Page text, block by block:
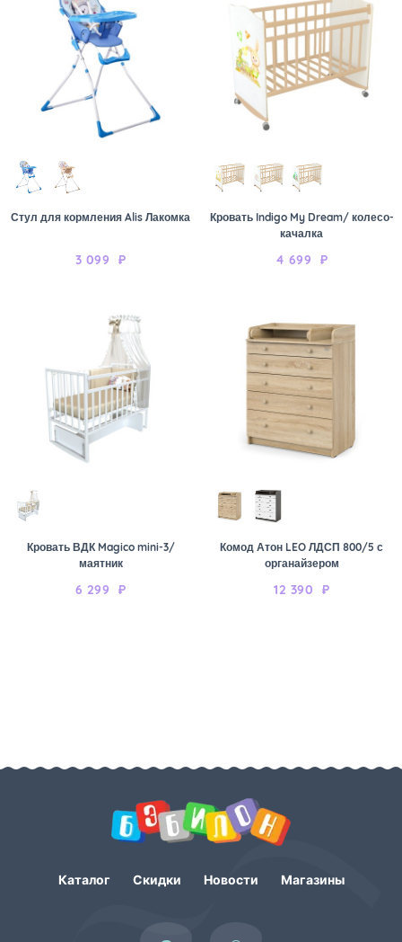
Стул для кормления Alis Лакомка
3 099 ₽
Кровать Indigo My Dream/ колесо-
качалка
4 699 ₽
Кровать ВДК Magico mini-3/
маятник
6 299 ₽
Комод Атон LEO ЛДСП 800/5 с
органайзером
12 390 ₽
Каталог Скидки Новости Магазины